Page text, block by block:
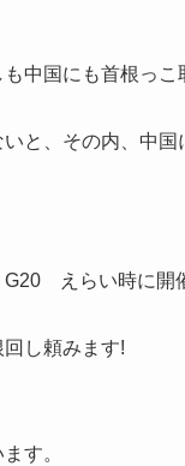
中国にも首根っこ
と、その内、中国
えらい時に開
し頼みます!
す。